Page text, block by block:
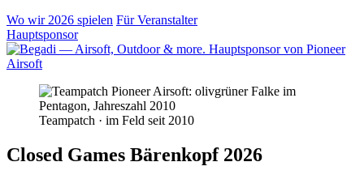
Wo wir 2026 spielen Für Veranstalter
Hauptsponsor
Teampatch · im Feld seit 2010
Closed Games Bärenkopf 2026